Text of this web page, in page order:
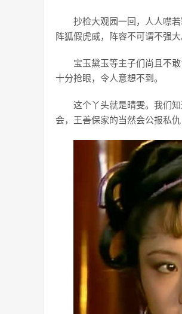
抄检大观园一回，人人噤
阵狐假虎威，阵容不可谓不强大
宝玉黛玉等主子们尚且不
十分抢眼，令人意想不到。
这个丫头就是晴雯。我们
会，王善保家的当然会公报私